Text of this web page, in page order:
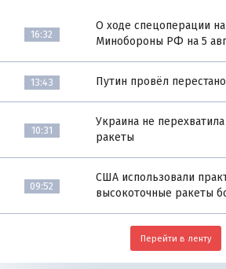
16:32
О ходе спецоперации
Минобороны РФ на 5
13:43 Путин провёл
10:31
Украина не
ракеты
09:52
США использовали
высокоточные ракеты
Перейти в ленту